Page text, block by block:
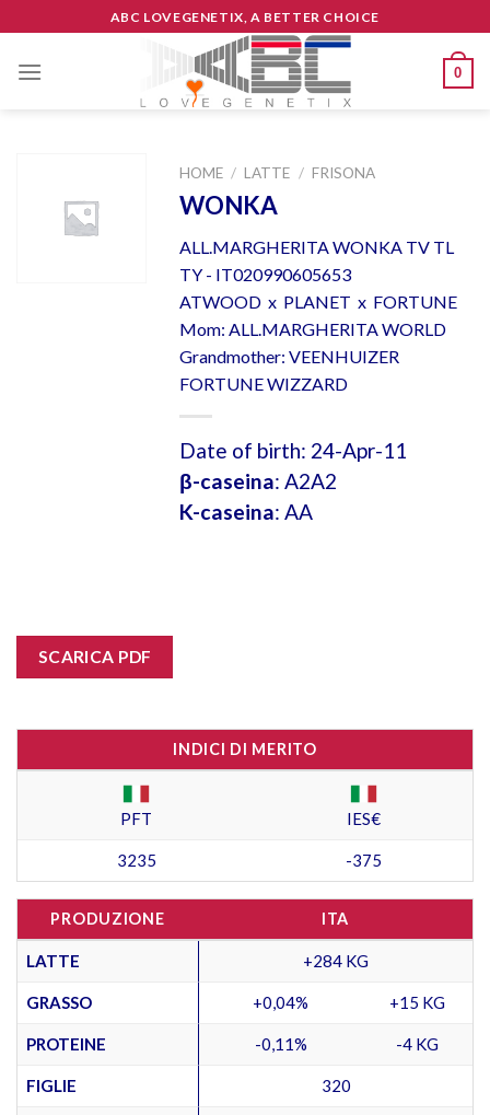
to
content
ABC LOVEGENETIX, A BETTER CHOICE
0
HOME / LATTE / FRISONA
WONKA
ALL.MARGHERITA WONKA TV TL
TY - IT020990605653
ATWOOD x PLANET x FORTUNE
Mom: ALL.MARGHERITA WORLD
Grandmother: VEENHUIZER
FORTUNE WIZZARD
Date of birth: 24-Apr-11
β-caseina: A2A2
K-caseina: AA
SCARICA PDF
INDICI DI MERITO
PFT IES€
3235 -375
PRODUZIONE ITA
LATTE +284 KG
GRASSO +0,04% +15 KG
PROTEINE -0,11% -4 KG
FIGLIE 320